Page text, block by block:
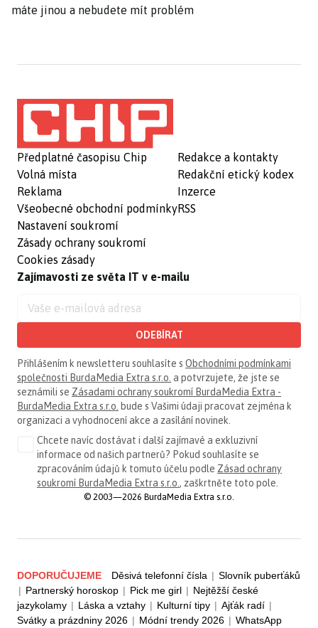
máte jinou a nebudete mít problém
Předplatné časopisu Chip
Volná místa
Reklama
Všeobecné obchodní podmínky
Nastavení soukromí
Zásady ochrany soukromí
Cookies zásady
Redakce a kontakty
Redakční etický kodex
Inzerce
RSS
Zajímavosti ze světa IT v e-mailu
ODEBÍRAT
Přihlášením k newsletteru souhlasíte s Obchodními podmínkami
společnosti BurdaMedia Extra s.r.o. a potvrzujete, že jste se
seznámili se Zásadami ochrany soukromí BurdaMedia Extra -
BurdaMedia Extra s.r.o. bude s Vašimi údaji pracovat zejména k
organizaci a vyhodnocení akce a zasílání novinek.
Chcete navíc dostávat i další zajímavé a exkluzivní
informace od našich partnerů? Pokud souhlasíte se
zpracováním údajů k tomuto účelu podle Zásad ochrany
soukromí BurdaMedia Extra s.r.o., zaškrtněte toto pole.
© 2003—2026 BurdaMedia Extra s.r.o.
DOPORUČUJEME Děsivá telefonní čísla | Slovník puberťáků
| Partnerský horoskop | Pick me girl | Nejtěžší české
jazykolamy | Láska a vztahy | Kulturní tipy | Ajťák radí |
Svátky a prázdniny 2026 | Módní trendy 2026 | WhatsApp